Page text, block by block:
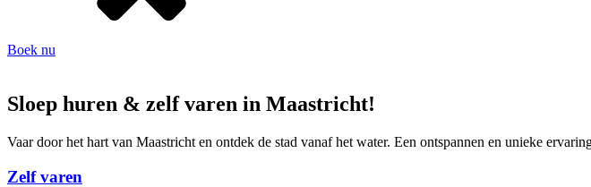
Boek nu
Sloep huren & zelf varen in Maastricht!
Vaar door het hart van Maastricht en ontdek de stad vanaf het water. Een ontspannen en unieke
Zelf varen